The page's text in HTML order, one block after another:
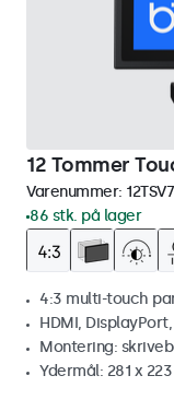
12 Tommer
Varenummer:
86 stk. på lager
4:3 multi-touch
HDMI, DisplayPort,
Montering:
Ydermål: 281 x